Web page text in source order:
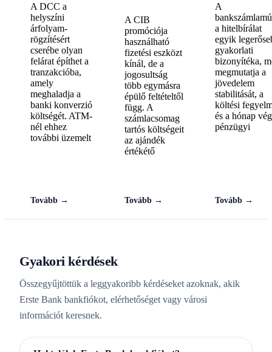
A DCC a
helyszíni
árfolyam-
rögzítésért
cserébe olyan
felárat építhet a
tranzakcióba,
amely
meghaladja a
banki konverzió
költségét. ATM-
nél ehhez
további üzemelt
Tovább →
A CIB
promóciója
használható
fizetési eszközt
kínál, de a
jogosultság
több egymásra
épülő feltételtől
függ. A
számlacsomag
tartós költségeit
az ajándék
értékétő
Tovább →
A
a hitelbírálat
egyik
gyakorlati
bizonyítéka,
megmutatja a
jövedelem
stabilitását, a
költési
és a hónap
pénzügyi
Tovább →
Gyakori kérdések
Összegyűjtöttük a leggyakoribb kérdéseket azoknak, akik
Erste Bank bankfiókot, elérhetőséget vagy városi
információt keresnek.